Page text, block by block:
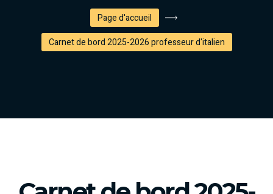
Page d'accueil
Carnet de bord 2025-2026 professeur d'italien